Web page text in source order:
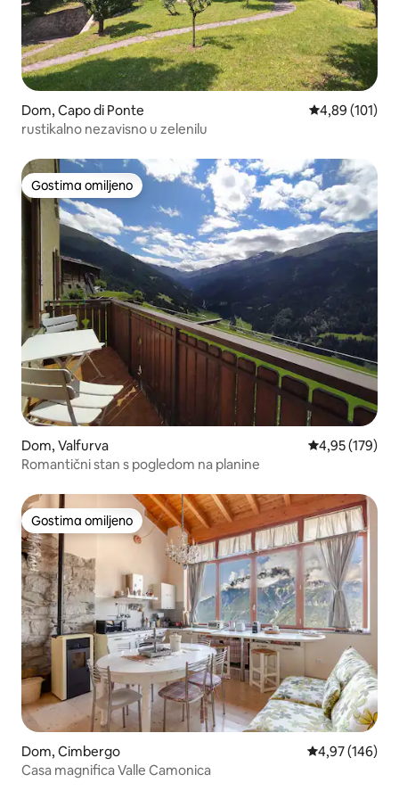
Dom, Capo di Ponte Prosečna
4,89 (101)
rustikalno nezavisno u zelenilu
Gostima omiljeno
Gostima omiljeno
Dom, Valfurva Prosečna
4,95 (179)
Romantični stan s pogledom na planine
Gostima omiljeno
Gostima omiljeno
Dom, Cimbergo Prosečna
4,97 (146)
Casa magnifica Valle Camonica